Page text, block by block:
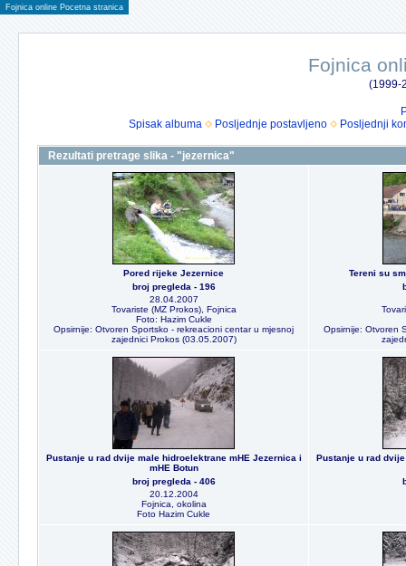
Fojnica online Pocetna stranica
Fojnica
(1999-
Spisak albuma
Posljednje postavljeno Posljednji
Rezultati pretrage slika - "jezernica"
Pored rijeke Jezernice
broj pregleda - 196
28.04.2007
Tovariste (MZ Prokos), Fojnica
Foto: Hazim Cukle
Opsirnije: Otvoren Sportsko - rekreacioni centar u mjesnoj
zajednici Prokos (03.05.2007)
Tereni su
Opsirnije: Otvoren
Pustanje u rad dvije male hidroelektrane mHE Jezernica i
mHE Botun
broj pregleda - 406
20.12.2004
Fojnica, okolina
Foto Hazim Cukle
Pustanje u rad